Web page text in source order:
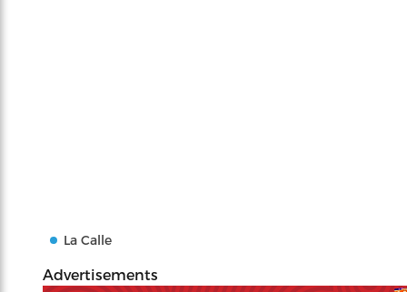
La Calle
Advertisements